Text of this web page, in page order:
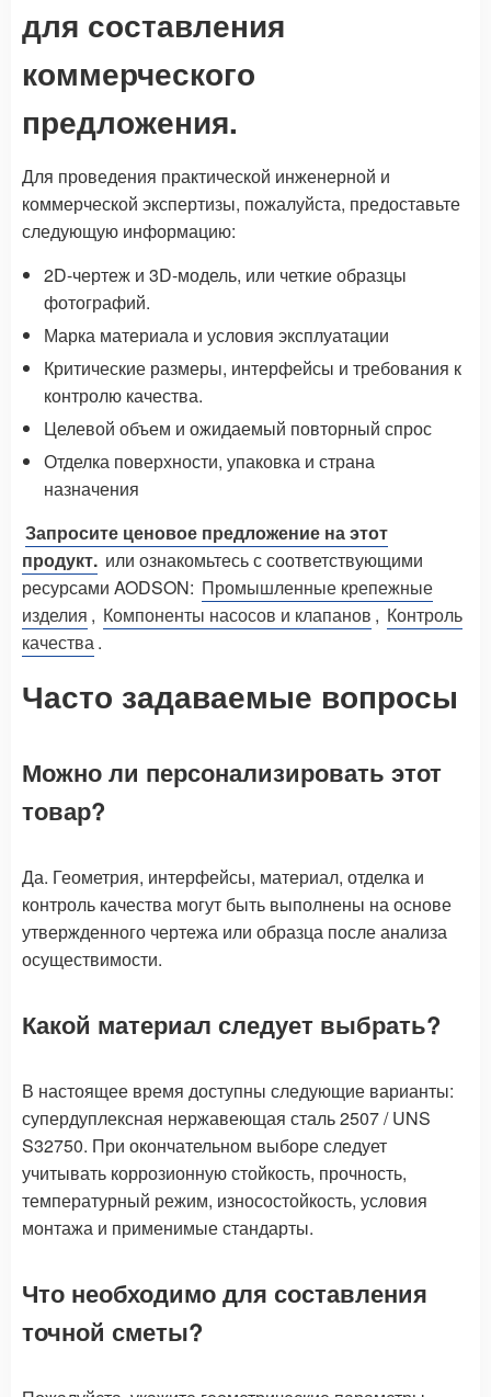
для составления
коммерческого
предложения.
Для проведения практической инженерной и
коммерческой экспертизы, пожалуйста, предоставьте
следующую информацию:
2D-чертеж и 3D-модель, или четкие образцы
фотографий.
Марка материала и условия эксплуатации
Критические размеры, интерфейсы и требования к
контролю качества.
Целевой объем и ожидаемый повторный спрос
Отделка поверхности, упаковка и страна
назначения
Запросите ценовое предложение на этот
продукт. или ознакомьтесь с соответствующими
ресурсами AODSON: Промышленные крепежные
изделия , Компоненты насосов и клапанов , Контроль
качества.
Часто задаваемые вопросы
Можно ли персонализировать этот
товар?
Да. Геометрия, интерфейсы, материал, отделка и
контроль качества могут быть выполнены на основе
утвержденного чертежа или образца после анализа
осуществимости.
Какой материал следует выбрать?
В настоящее время доступны следующие варианты:
супердуплексная нержавеющая сталь 2507 / UNS
S32750. При окончательном выборе следует
учитывать коррозионную стойкость, прочность,
температурный режим, износостойкость, условия
монтажа и применимые стандарты.
Что необходимо для составления
точной сметы?